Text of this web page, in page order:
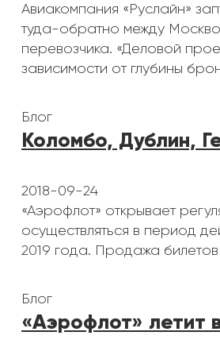
Авиакомпания «Руслайн»
туда-обратно между
перевозчика. «Деловой
зависимости от глубины
Блог
Коломбо, Дублин,
2018-09-24
«Аэрофлот» открывает
осуществляться в период
2019 года. Продажа билетов
Блог
«Аэрофлот» летит